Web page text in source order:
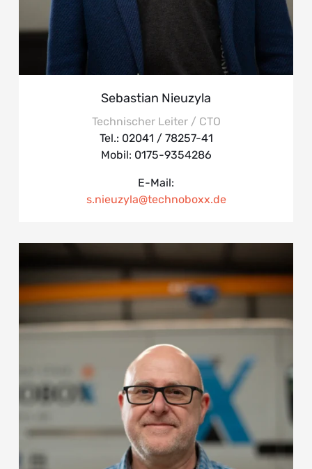
Sebastian Nieuzyla
Technischer Leiter / CTO
Tel.: 02041 / 78257-41
Mobil: 0175-9354286
E-Mail:
s.nieuzyla@technoboxx.de